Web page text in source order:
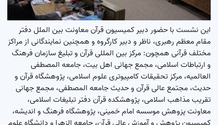
این نشست با حضور دبیر کمیسیون قرآن معاونت بین الملل دفتر
مقام معظم رهبری، ناظر و دبیر کارگروه و همچنین نمایندگانی از مراکز
مختلف قرآنی همچون: مرکز بین المللی قرآن و تبلیغ سازمان فرهنگ
و ارتباطات اسلامی، مجمع جهانی اهل بیت، جامعه المصطفی
العالمیه، مرکز تحقیقات کامپیوتری علوم اسلامی، پژوهشگاه قرآن و
حدیث، مجتمع عالی قرآن و حدیث جامعه المصطفی، مجمع جهانی
تقریب مذاهب اسلامی، پژوهشکده قرآن دفتر تبلیغات اسلامی،
معاونت پزوهش موسسه امام خمینی، پژوهشگاه فرهنگ و اندیشه،